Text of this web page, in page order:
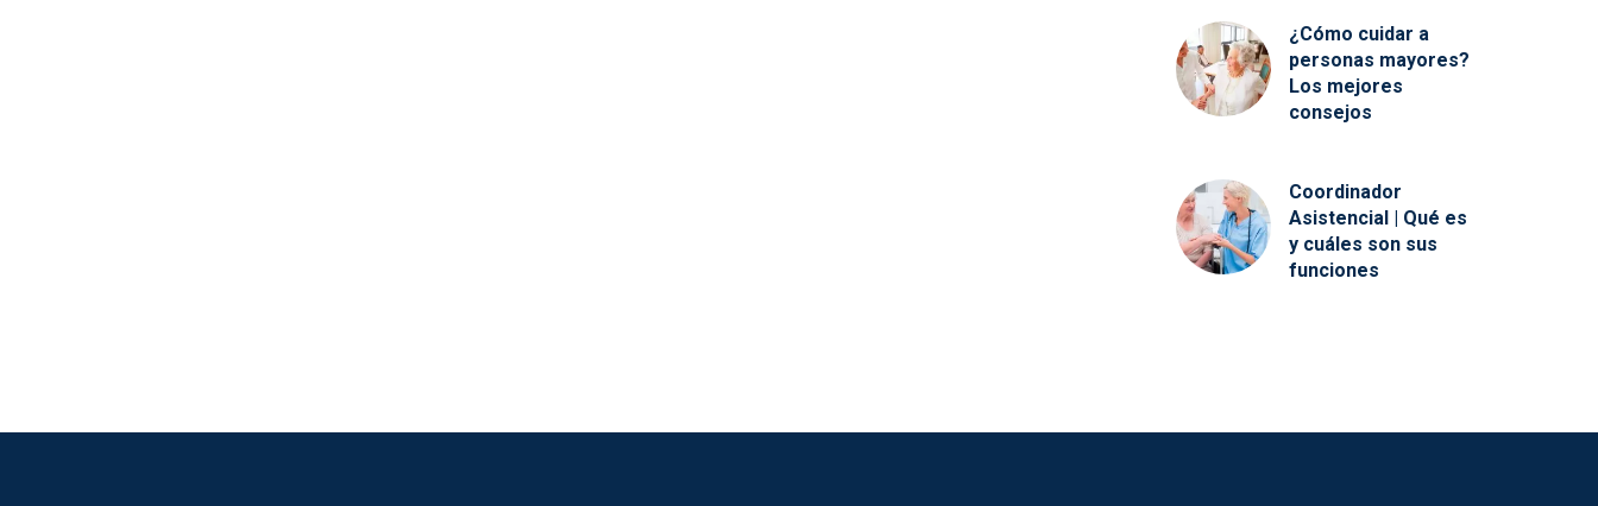
¿Cómo cuidar a
personas mayores?
Los mejores
consejos
Coordinador
Asistencial | Qué es
y cuáles son sus
funciones